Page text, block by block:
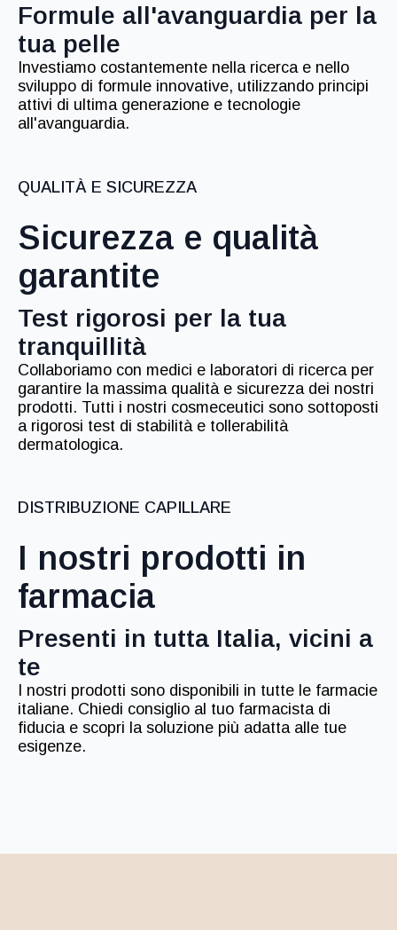
Formule all'avanguardia per la
tua pelle
Investiamo costantemente nella ricerca e nello
sviluppo di formule innovative, utilizzando principi
attivi di ultima generazione e tecnologie
all'avanguardia.
QUALITÀ E SICUREZZA
Sicurezza e qualità
garantite
Test rigorosi per la tua
tranquillità
Collaboriamo con medici e laboratori di ricerca per
garantire la massima qualità e sicurezza dei nostri
prodotti. Tutti i nostri cosmeceutici sono sottoposti
a rigorosi test di stabilità e tollerabilità
dermatologica.
DISTRIBUZIONE CAPILLARE
I nostri prodotti in
farmacia
Presenti in tutta Italia, vicini a
te
I nostri prodotti sono disponibili in tutte le farmacie
italiane. Chiedi consiglio al tuo farmacista di
fiducia e scopri la soluzione più adatta alle tue
esigenze.